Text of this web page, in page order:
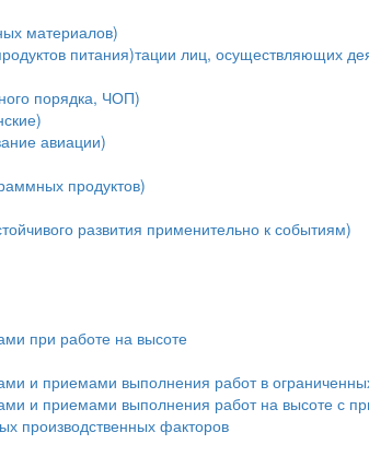
материалов)
питания)тации лиц, осуществляющих
порядка, ЧОП)
авиации)
продуктов)
развития применительно к событиям)
при работе на высоте
и приемами выполнения работ в
и приемами выполнения работ на высоте с
производственных факторов